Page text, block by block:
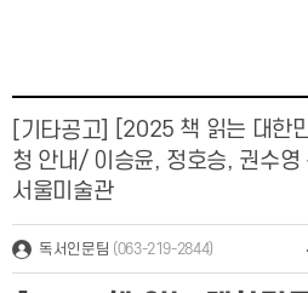
[기타공고]
[2025 책 읽는 대한
청 안내/ 이승윤, 정호승, 권수
서울미술관
독서인문팀 (063-219-2844)